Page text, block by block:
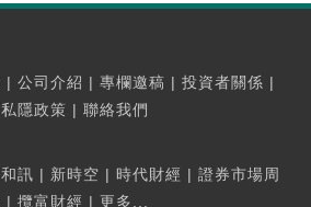
| 公司介紹 | 專欄邀稿 | 投資者關係 |
私隱政策 | 聯絡我們
和訊 | 新時空 | 時代財經 | 證券市場周
| 攬富財經 | 更多...